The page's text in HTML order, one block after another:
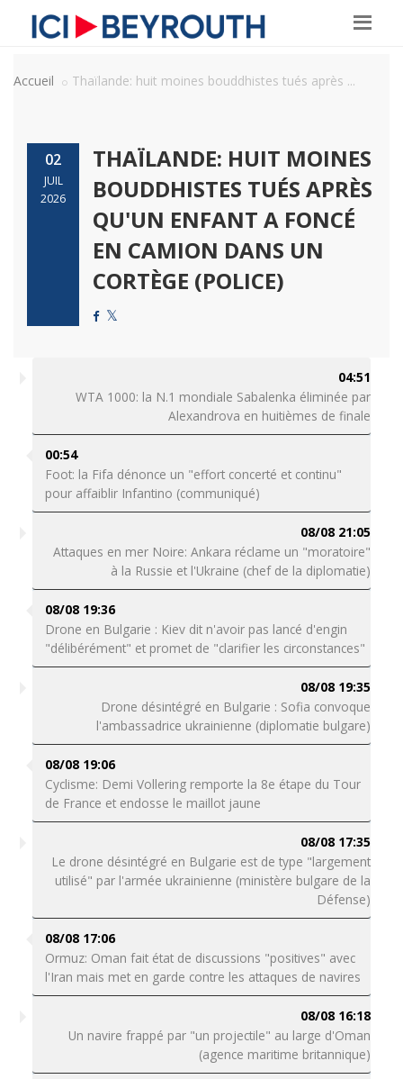
Accueil Thaïlande: huit moines bouddhistes tués après ...
02
JUIL
2026
THAÏLANDE: HUIT MOINES
BOUDDHISTES TUÉS APRÈS
QU'UN ENFANT A FONCÉ
EN CAMION DANS UN
CORTÈGE (POLICE)
04:51
WTA 1000: la N.1 mondiale Sabalenka éliminée par
Alexandrova en huitièmes de finale
00:54
Foot: la Fifa dénonce un "effort concerté et continu"
pour affaiblir Infantino (communiqué)
08/08 21:05
Attaques en mer Noire: Ankara réclame un "moratoire"
à la Russie et l'Ukraine (chef de la diplomatie)
08/08 19:36
Drone en Bulgarie : Kiev dit n'avoir pas lancé d'engin
"délibérément" et promet de "clarifier les circonstances"
08/08 19:35
Drone désintégré en Bulgarie : Sofia convoque
l'ambassadrice ukrainienne (diplomatie bulgare)
08/08 19:06
Cyclisme: Demi Vollering remporte la 8e étape du Tour
de France et endosse le maillot jaune
08/08 17:35
Le drone désintégré en Bulgarie est de type "largement
utilisé" par l'armée ukrainienne (ministère bulgare de la
Défense)
08/08 17:06
Ormuz: Oman fait état de discussions "positives" avec
l'Iran mais met en garde contre les attaques de navires
08/08 16:18
Un navire frappé par "un projectile" au large d'Oman
(agence maritime britannique)